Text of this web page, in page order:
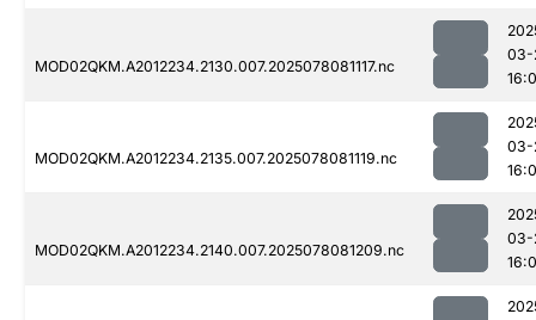
MOD02QKM.A2012234.2130.007.2025078081117.nc
03-
MOD02QKM.A2012234.2135.007.2025078081119.nc
03-
MOD02QKM.A2012234.2140.007.2025078081209.nc
03-